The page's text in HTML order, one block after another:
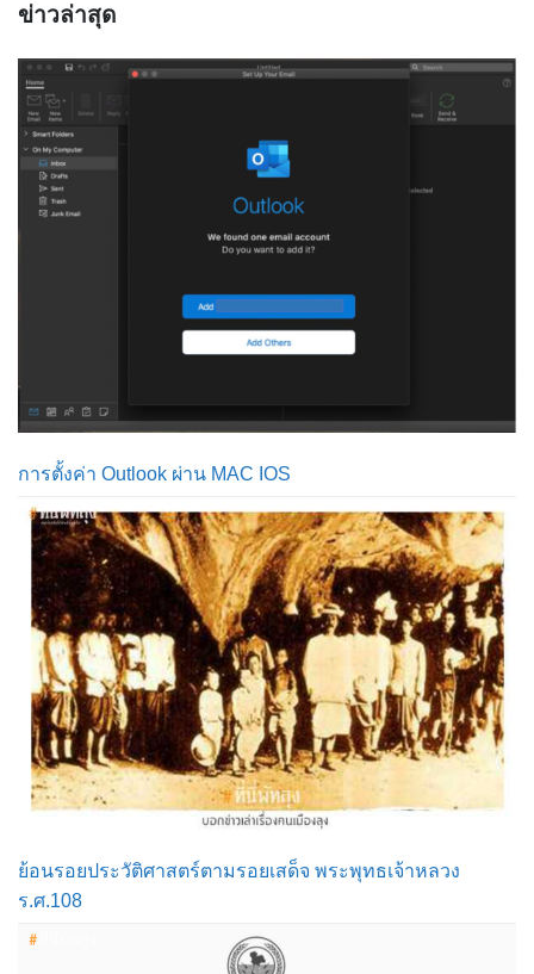
ข่าวล่าสุด
การตั้งค่า Outlook ผ่าน MAC IOS
ย้อนรอยประวัติศาสตร์ตามรอยเสด็จ พระพุทธเจ้าหลวง
ร.ศ.108